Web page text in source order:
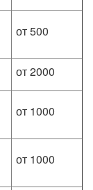
от 500
от 2000
от 1000
от 1000